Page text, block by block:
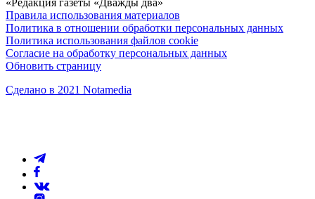
Правила использования материалов
Политика в отношении обработки персональных данных
Политика использования файлов cookie
Согласие на обработку персональных данных
Обновить страницу
Сделано в 2021 Notamedia